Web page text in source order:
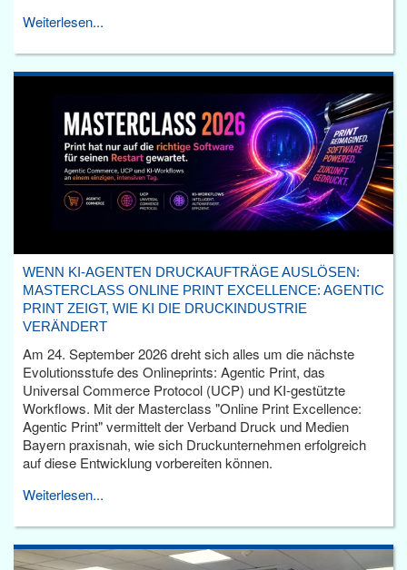
Weiterlesen...
WENN KI-AGENTEN DRUCKAUFTRÄGE AUSLÖSEN:
MASTERCLASS ONLINE PRINT EXCELLENCE: AGENTIC
PRINT ZEIGT, WIE KI DIE DRUCKINDUSTRIE
VERÄNDERT
Am 24. September 2026 dreht sich alles um die nächste
Evolutionsstufe des Onlineprints: Agentic Print, das
Universal Commerce Protocol (UCP) und KI-gestützte
Workflows. Mit der Masterclass "Online Print Excellence:
Agentic Print" vermittelt der Verband Druck und Medien
Bayern praxisnah, wie sich Druckunternehmen erfolgreich
auf diese Entwicklung vorbereiten können.
Weiterlesen...